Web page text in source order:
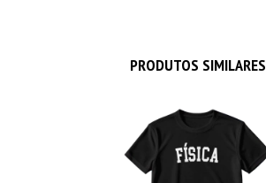
PRODUTOS SIMILARES